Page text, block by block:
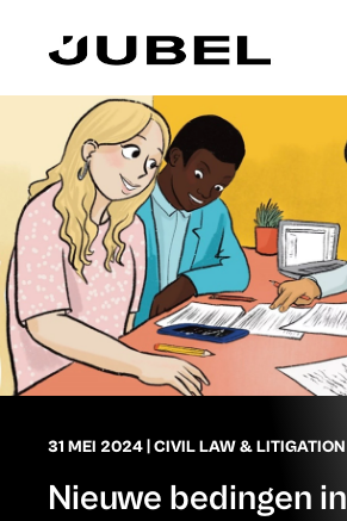
31 MEI 2024 CIVIL LAW & LITIGATION
Nieuwe bedingen in